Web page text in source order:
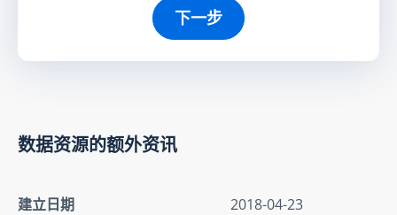
下一步
数据资源的额外资讯
建立日期
2018-04-23